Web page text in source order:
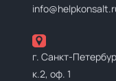
г. Санкт-
к.2, оф. 1